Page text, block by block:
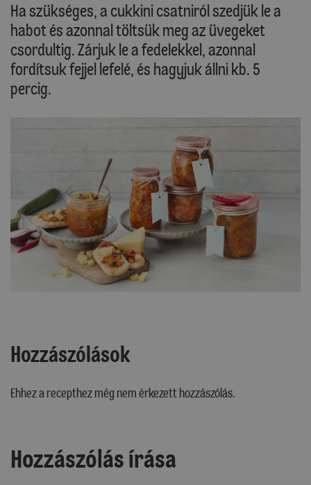
Ha szükséges, a cukkini csatniról szedjük le a
habot és azonnal töltsük meg az üvegeket
csordultig. Zárjuk le a fedelekkel, azonnal
fordítsuk fejjel lefelé, és hagyjuk állni kb. 5
percig.
Hozzászólások
Ehhez a recepthez még nem érkezett hozzászólás.
Hozzászólás írása